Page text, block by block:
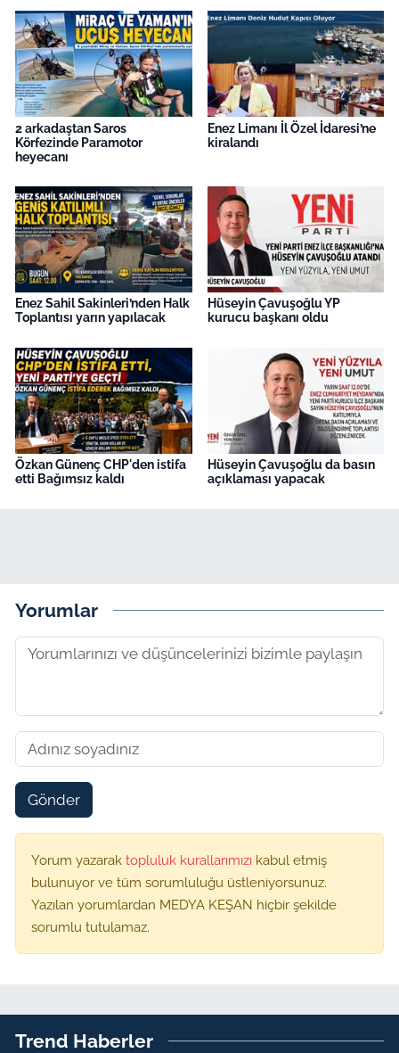
2 arkadaştan Saros
Körfezinde Paramotor
heyecanı
Enez Limanı İl Özel İdaresi’ne
kiralandı
Enez Sahil Sakinleri’nden Halk
Toplantısı yarın yapılacak
Hüseyin Çavuşoğlu YP
kurucu başkanı oldu
Özkan Günenç CHP'den istifa
etti Bağımsız kaldı
Hüseyin Çavuşoğlu da basın
açıklaması yapacak
Yorumlar
Gönder
Yorum yazarak topluluk kurallarımızı kabul etmiş
bulunuyor ve tüm sorumluluğu üstleniyorsunuz.
Yazılan yorumlardan MEDYA KEŞAN hiçbir şekilde
sorumlu tutulamaz.
Trend Haberler
İş Dünyası
Bilim Teknoloji
English News
Canlı Maç
Finans
Genel-A
Gündem-Eğitim